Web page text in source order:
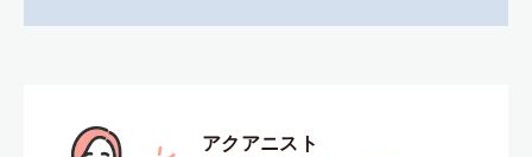
アクアニスト